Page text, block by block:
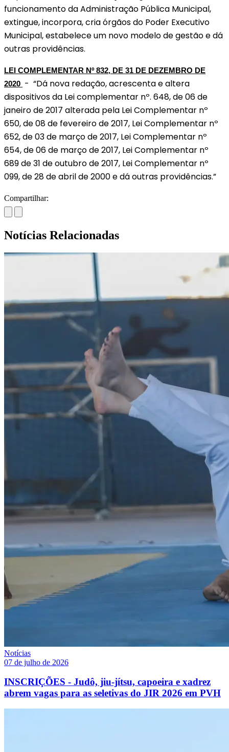
funcionamento da Administração Pública Municipal,
extingue, incorpora, cria órgãos do Poder Executivo
Municipal, estabelece um novo modelo de gestão e dá
outras providências.
LEI COMPLEMENTAR Nº 832, DE 31 DE DEZEMBRO DE
2020 - “Dá nova redação, acrescenta e altera
dispositivos da Lei complementar nº. 648, de 06 de
janeiro de 2017 alterada pela Lei Complementar nº
650, de 08 de fevereiro de 2017, Lei Complementar nº
652, de 03 de março de 2017, Lei Complementar nº
654, de 06 de março de 2017, Lei Complementar nº
689 de 31 de outubro de 2017, Lei Complementar nº
099, de 28 de abril de 2000 e dá outras providências.”
Compartilhar:
Notícias Relacionadas
Notícias
07 de julho de 2026
INSCRIÇÕES - Judô, jiu-jítsu, capoeira e xadrez
abrem vagas para as seletivas do JIR 2026 em PVH